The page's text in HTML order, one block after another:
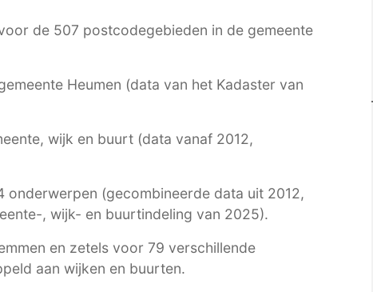
de 507 postcodegebieden in de gemeente
Heumen (data van het Kadaster van
wijk en buurt (data vanaf 2012,
(gecombineerde data uit 2012,
, wijk- en buurtindeling van 2025).
en zetels voor 79 verschillende
aan wijken en buurten.